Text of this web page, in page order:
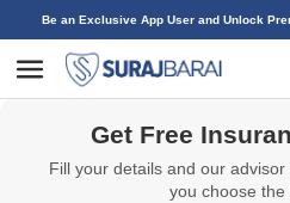
Be an Exclusive App User and Unlock
Get Free
Fill your details and our
you choose the